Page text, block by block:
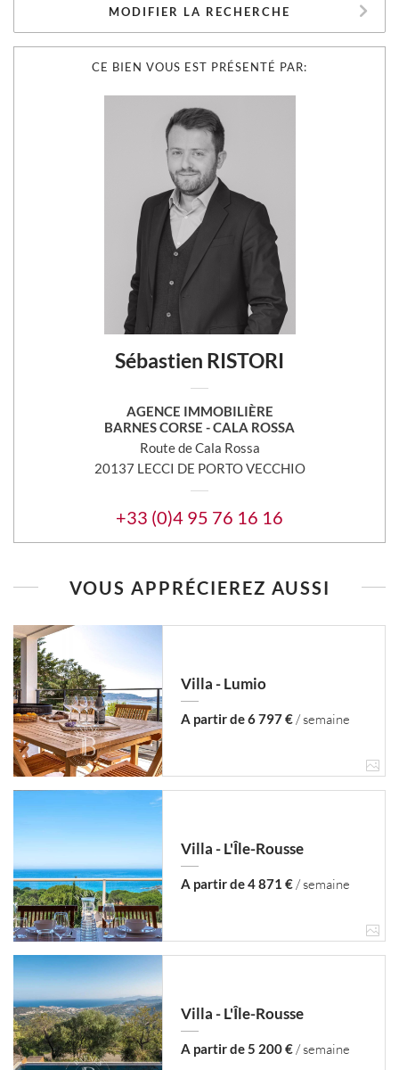
CE BIEN VOUS EST PRÉSENTÉ PAR:
Sébastien RISTORI
AGENCE IMMOBILIÈRE
BARNES CORSE - CALA ROSSA
Route de Cala Rossa
20137 LECCI DE PORTO VECCHIO
+33 (0)4 95 76 16 16
MODIFIER LA RECHERCHE
VOUS APPRÉCIEREZ AUSSI
Villa - Lumio
A partir de 6 797 €/ semaine
Villa - L'Île-Rousse
A partir de 4 871 €/ semaine
Villa - L'Île-Rousse
A partir de 5 200 €/ semaine